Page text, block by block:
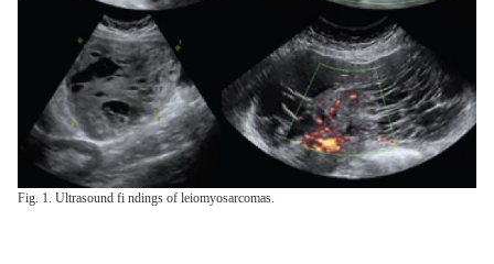
Fig. 1. Ultrasound fi ndings of leiomyosarcomas.